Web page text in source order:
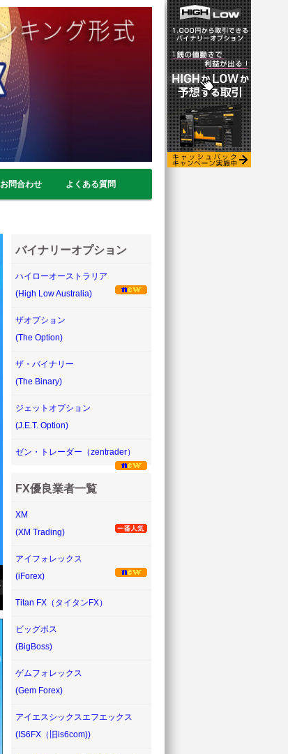
お問合わせ よくある質問
バイナリーオプション
ハイローオーストラリア
(High Low Australia)
ザオプション
(The Option)
ザ・バイナリー
(The Binary)
ジェットオプション
(J.E.T. Option)
ゼン・トレーダー（zentrader）
FX優良業者一覧
XM
(XM Trading)
アイフォレックス
(iForex)
Titan FX（タイタンFX）
ビッグボス
(BigBoss)
ゲムフォレックス
(Gem Forex)
アイエスシックスエフエックス
(IS6FX（旧is6com))